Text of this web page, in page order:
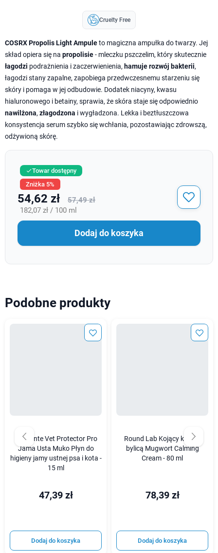
Cruelty Free
COSRX Propolis Light Ampuleto magiczna ampułka do twarzy. Jej
skład opiera się na propolisie- mleczku pszczelim, który skutecznie
łagodzi podrażnienia i zaczerwienienia, hamuje rozwój bakterii,
łagodzi stany zapalne, zapobiega przedwczesnemu starzeniu się
skóry i pomaga w jej odbudowie. Dodatek niacyny, kwasu
hialuronowego i betainy, sprawia, że skóra staje się odpowiednio
nawilżona, złagodzona i wygładzona. Lekka i beztłuszczowa
konsystencja serum szybko się wchłania, pozostawiając zdrowszą,
odżywioną skórę.
Towar dostępny
Zniżka 5%
54,62 zł
57,49 zł
182,07 zł / 100 ml
Dodaj do koszyka
Podobne produkty
JM Sante Vet Protector Pro
Jama Usta Muko Płyn do
higieny jamy ustnej psa i kota -
15 ml
47,39 zł
Dodaj do koszyka
Round Lab Kojący krem z
bylicą Mugwort Calming
Cream - 80 ml
78,39 zł
Dodaj do koszyka